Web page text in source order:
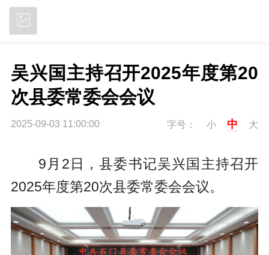
吴兴国主持召开2025年度第20
次县委常委会会议
2025-09-03 11:00:00 字号： 小 中 大
9月2日，县委书记吴兴国主持召开
2025年度第20次县委常委会会议。